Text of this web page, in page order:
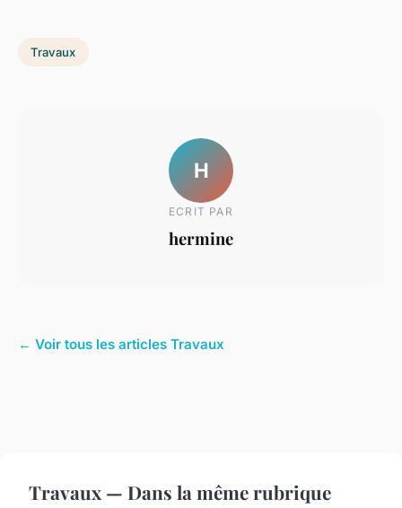
Travaux
H
ECRIT PAR
hermine
← Voir tous les articles Travaux
Travaux — Dans la même rubrique